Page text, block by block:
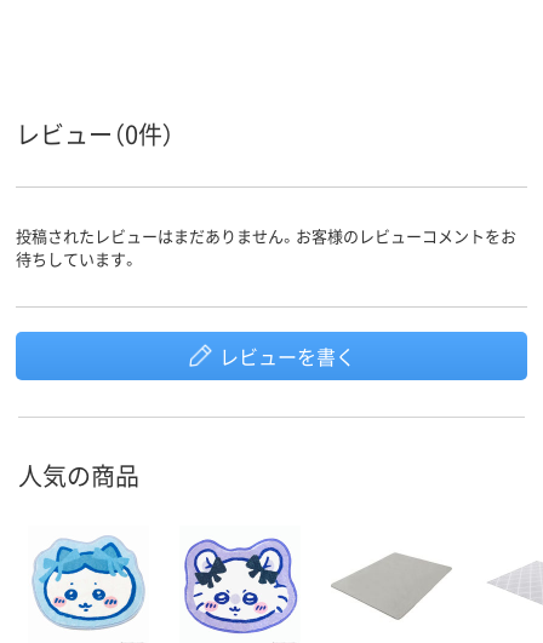
レビュー（0件）
投稿されたレビューはまだありません。お客様のレビューコメントをお
待ちしています。
レビューを書く
人気の商品